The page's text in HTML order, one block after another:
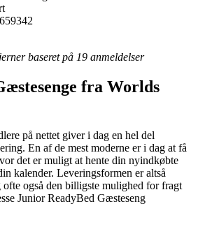
baseret på 19 anmeldelser
fra Worlds
på nettet giver i dag en hel del
En af de mest moderne er i dag at få
det er muligt at hente din nyindkøbte
kalender. Leveringsformen er altså
også den billigste mulighed for fragt
Junior ReadyBed Gæsteseng